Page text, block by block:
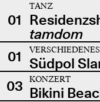
01
TANZ
tamdom
01
VERSCHIEDENES
Südpol
03
KONZERT
Bikini